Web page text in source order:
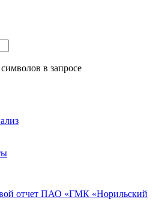
в запросе
отчет ПАО «ГМК «Норильский